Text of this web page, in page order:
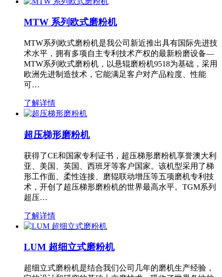
MTW 系列欧式磨粉机
MTW系列欧式磨粉机是我公司新近推出具有国际先进技
术水平，拥有多项自主专利技术产权的最新粉磨设备—
MTW系列欧式磨粉机，以悬辊磨粉机9518为基础，采用
欧洲先进制造技术，它能满足客户对产品粒度、性能
可…
了解详情
超压梯形磨粉机
获得了CE和国家专利证书，超压梯形磨粉机享誉澳大利
亚、美国、英国、西班牙等客户国家。该机型采用了梯
形工作面、柔性连接、磨辊联动增压等五项磨机专利技
术，开创了超压梯形磨粉机的世界最高水平。TGM系列
超压…
了解详情
LUM 超细立式磨粉机
超细立式磨粉机是结合我们公司几年的磨机生产经验，